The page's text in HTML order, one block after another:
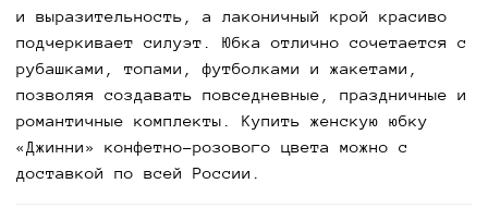
и выразительность, а лаконичный крой красиво
подчеркивает силуэт. Юбка отлично сочетается с
рубашками, топами, футболками и жакетами,
позволяя создавать повседневные, праздничные и
романтичные комплекты. Купить женскую юбку
«Джинни» конфетно-розового цвета можно с
доставкой по всей России.